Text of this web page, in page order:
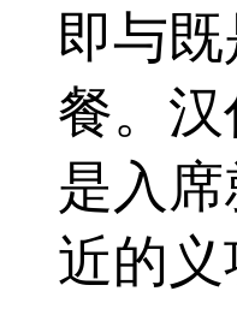
即与
餐。汉
是入
近的